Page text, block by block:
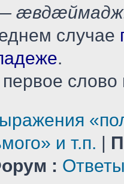
—
случае
.
слово
и т.п. |
: